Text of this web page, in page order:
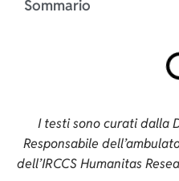
Sommario
I testi sono curati dalla
Responsabile
dell’IRCCS Humanitas